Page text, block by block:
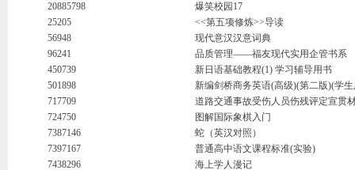
20885798
爆笑校园17
25205
<<第五项修炼>>导读
56948
现代意汉汉意词典
96241
品质管理——福友现代实用企管书系
450739
新日语基础教程(1) 学习辅导用书
501898
新编剑桥商务英语(高级)(第二版)(学
717709
道路交通事故受伤人员伤残评定宣贯
724750
图解国际象棋入门
7387146
蛇（英汉对照）
7397167
普通高中语文课程标准(实验)
7438296
海上学人漫记